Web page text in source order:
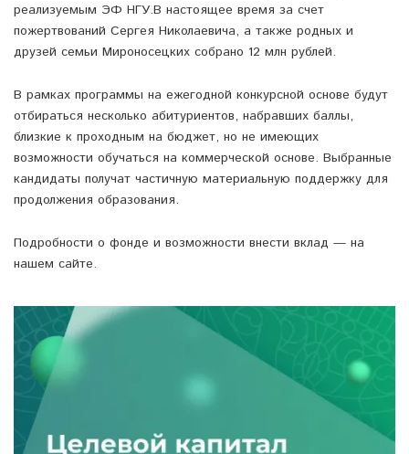
реализуемым ЭФ НГУ.В настоящее время за счет
пожертвований Сергея Николаевича, а также родных и
друзей семьи Мироносецких собрано 12 млн рублей.
В рамках программы на ежегодной конкурсной основе будут
отбираться несколько абитуриентов, набравших баллы,
близкие к проходным на бюджет, но не имеющих
возможности обучаться на коммерческой основе. Выбранные
кандидаты получат частичную материальную поддержку для
продолжения образования.
Подробности о фонде и возможности внести вклад — на
нашем сайте.